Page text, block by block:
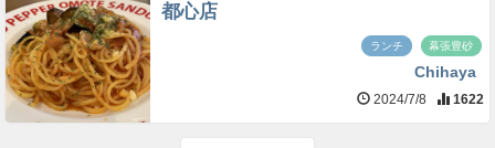
都心店
ランチ 幕張豊砂
Chihaya
2024/7/8 1622